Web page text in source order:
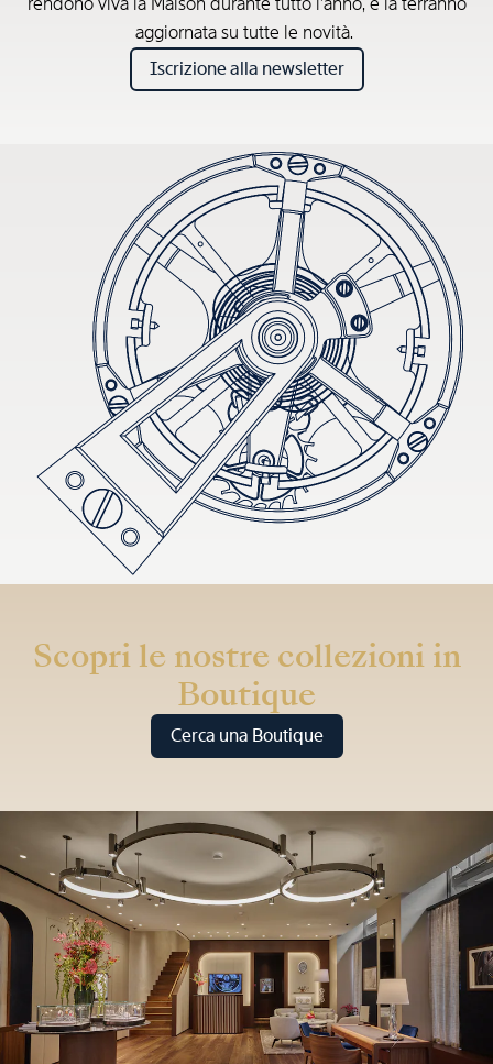
aggiornata su tutte le novità.
Iscrizione alla newsletter
Scopri le nostre collezioni in
Boutique
Cerca una Boutique